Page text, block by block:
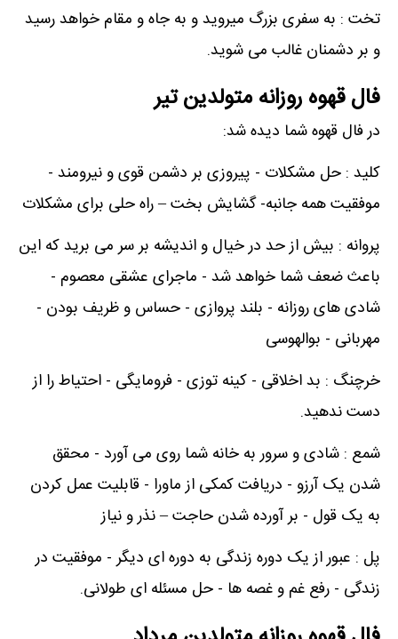
تخت : به سفری بزرگ میروید و به جاه و مقام خواهد رسید
و بر دشمنان غالب می شوید.
فال قهوه روزانه متولدین تیر
در فال قهوه شما دیده شد:
کلید : حل مشکلات - پیروزی بر دشمن قوی و نیرومند -
موفقیت همه جانبه- گشایش بخت – راه حلی برای مشکلات
پروانه : بیش از حد در خیال و اندیشه بر سر می برید که این
باعث ضعف شما خواهد شد - ماجرای عشقی معصوم -
شادی های روزانه - بلند پروازی - حساس و ظریف بودن -
مهربانی - بوالهوسی
خرچنگ : بد اخلاقی - کینه توزی - فرومایگی - احتیاط را از
دست ندهید.
شمع : شادی و سرور به خانه شما روی می آورد - محقق
شدن یک آرزو - دریافت کمکی از ماورا - قابلیت عمل کردن
به یک قول - بر آورده شدن حاجت – نذر و نیاز
پل : عبور از یک دوره زندگی به دوره ای دیگر - موفقیت در
زندگی - رفع غم و غصه ها - حل مسئله ای طولانی.